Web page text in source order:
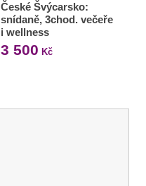
České Švýcarsko:
snídaně, 3chod. večeře
i wellness
3 500 Kč